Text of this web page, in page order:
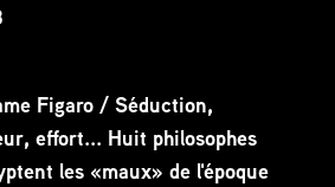
Figaro / Séduction,
effort... Huit philosophes
les «maux» de l'époque